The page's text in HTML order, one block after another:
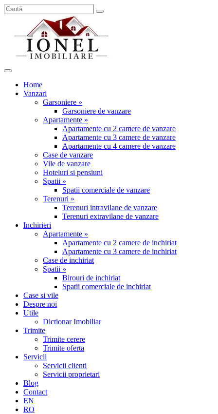
Home
Vanzari
Garsoniere »
Garsoniere de vanzare
Apartamente »
Apartamente cu 2 camere de vanzare
Apartamente cu 3 camere de vanzare
Apartamente cu 4 camere de vanzare
Case de vanzare
Vile de vanzare
Hoteluri si pensiuni
Spatii »
Spatii comerciale de vanzare
Terenuri »
Terenuri intravilane de vanzare
Terenuri extravilane de vanzare
Inchirieri
Apartamente »
Apartamente cu 2 camere de inchiriat
Apartamente cu 3 camere de inchiriat
Case de inchiriat
Spatii »
Birouri de inchiriat
Spatii comerciale de inchiriat
Case si vile
Despre noi
Utile
Dictionar Imobiliar
Trimite
Trimite cerere
Trimite oferta
Servicii
Servicii clienti
Servicii proprietari
Blog
Contact
EN
RO